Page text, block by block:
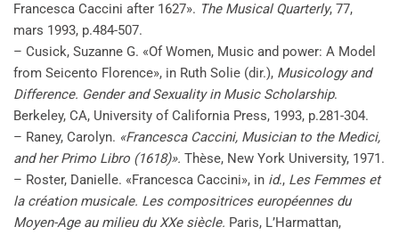
Francesca Caccini after 1627». The Musical Quarterly, 77,
mars 1993, p.484-507.
– Cusick, Suzanne G. «Of Women, Music and power: A Model
from Seicento Florence», in Ruth Solie (dir.), Musicology and
Difference. Gender and Sexuality in Music Scholarship.
Berkeley, CA, University of California Press, 1993, p.281-304.
– Raney, Carolyn. «Francesca Caccini, Musician to the Medici,
and her Primo Libro (1618)». Thèse, New York University, 1971.
– Roster, Danielle. «Francesca Caccini», in id., Les Femmes et
la création musicale. Les compositrices européennes du
Moyen-Age au milieu du XXe siècle. Paris, L’Harmattan,